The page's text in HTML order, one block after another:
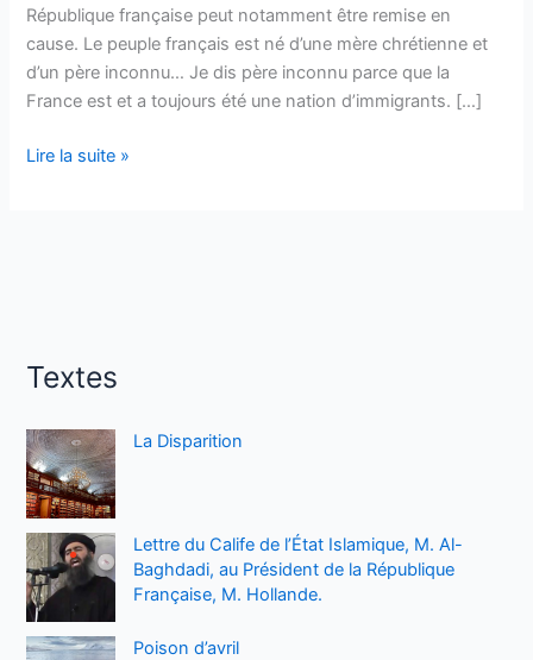
République française peut notamment être remise en
cause. Le peuple français est né d’une mère chrétienne et
d’un père inconnu… Je dis père inconnu parce que la
France est et a toujours été une nation d’immigrants. […]
Migrants
Lire la suite »
Textes
La Disparition
Lettre du Calife de l’État Islamique, M. Al-
Baghdadi, au Président de la République
Française, M. Hollande.
Poison d’avril